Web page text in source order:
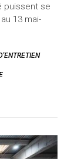
puissent se
13 mai-